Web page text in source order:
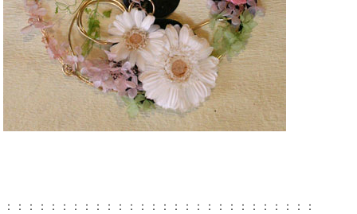
：：：：：：：：：：：：：：：：：：：：：：：：：：：：